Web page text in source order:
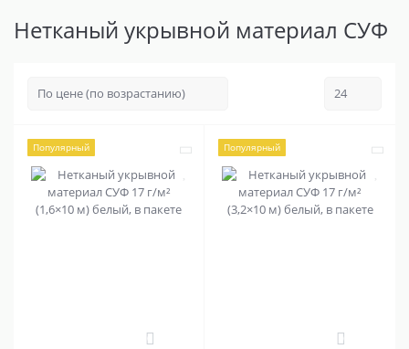
Нетканый укрывной материал СУФ
Популярный Популярный